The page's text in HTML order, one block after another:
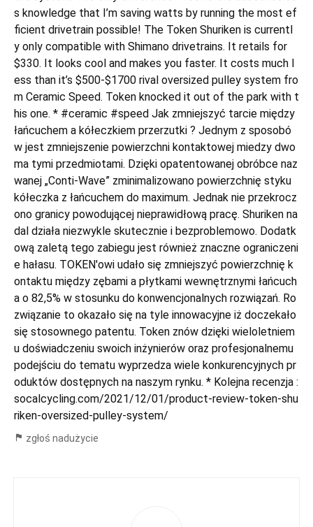
s knowledge that I’m saving watts by running the most ef
ficient drivetrain possible! The Token Shuriken is currentl
y only compatible with Shimano drivetrains. It retails for
$330. It looks cool and makes you faster. It costs much l
ess than it’s $500-$1700 rival oversized pulley system fro
m Ceramic Speed. Token knocked it out of the park with t
his one. * #ceramic #speed Jak zmniejszyć tarcie między
łańcuchem a kółeczkiem przerzutki ? Jednym z sposobó
w jest zmniejszenie powierzchni kontaktowej miedzy dwo
ma tymi przedmiotami. Dzięki opatentowanej obróbce naz
wanej „Conti-Wave” zminimalizowano powierzchnię styku
kółeczka z łańcuchem do maximum. Jednak nie przekrocz
ono granicy powodującej nieprawidłową pracę. Shuriken na
dal działa niezwykle skutecznie i bezproblemowo. Dodatk
ową zaletą tego zabiegu jest również znaczne ograniczeni
e hałasu. TOKEN'owi udało się zmniejszyć powierzchnię k
ontaktu między zębami a płytkami wewnętrznymi łańcuch
a o 82,5% w stosunku do konwencjonalnych rozwiązań. Ro
związanie to okazało się na tyle innowacyjne iż doczekało
się stosownego patentu. Token znów dzięki wieloletniem
u doświadczeniu swoich inżynierów oraz profesjonalnemu
podejściu do tematu wyprzedza wiele konkurencyjnych pr
oduktów dostępnych na naszym rynku. * Kolejna recenzja :
socalcycling.com/2021/12/01/product-review-token-shu
riken-oversized-pulley-system/
zgłoś nadużycie